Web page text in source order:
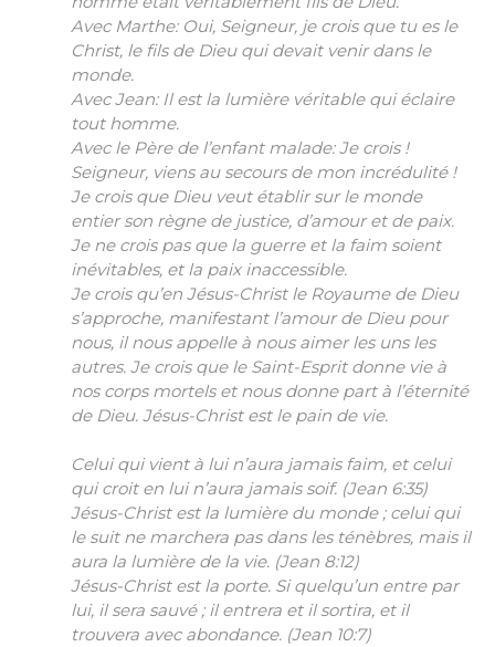
Avec Marthe: Oui, Seigneur, je crois que tu es le
Christ, le fils de Dieu qui devait venir dans le
monde.
Avec Jean: Il est la lumière véritable qui éclaire
tout homme.
Avec le Père de l’enfant malade: Je crois !
Seigneur, viens au secours de mon incrédulité !
Je crois que Dieu veut établir sur le monde
entier son règne de justice, d’amour et de paix.
Je ne crois pas que la guerre et la faim soient
inévitables, et la paix inaccessible.
Je crois qu’en Jésus-Christ le Royaume de Dieu
s’approche, manifestant l’amour de Dieu pour
nous, il nous appelle à nous aimer les uns les
autres. Je crois que le Saint-Esprit donne vie à
nos corps mortels et nous donne part à l’éternité
de Dieu. Jésus-Christ est le pain de vie.
Celui qui vient à lui n’aura jamais faim, et celui
qui croit en lui n’aura jamais soif. (Jean 6:35)
Jésus-Christ est la lumière du monde ; celui qui
le suit ne marchera pas dans les ténèbres, mais il
aura la lumière de la vie. (Jean 8:12)
Jésus-Christ est la porte. Si quelqu’un entre par
lui, il sera sauvé ; il entrera et il sortira, et il
trouvera avec abondance. (Jean 10:7)